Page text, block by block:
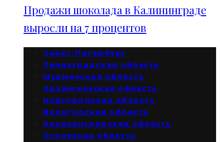
Продажи шоколада в Калининграде
выросли на 7 процентов
Санкт-Петербург
Ленинградская область
Мурманская область
Архангельская область
Новгородская область
Вологодская область
Калининградская область
Псковская область